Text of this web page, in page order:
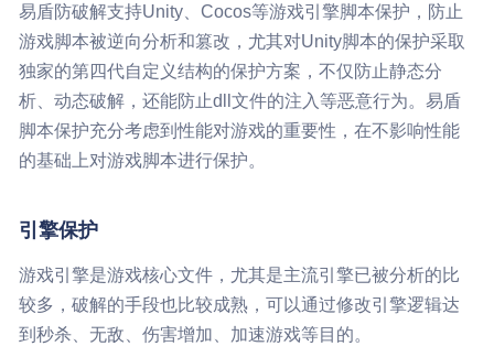
易盾防破解支持Unity、Cocos等游戏引擎脚本保护，防止
游戏脚本被逆向分析和篡改，尤其对Unity脚本的保护采取
独家的第四代自定义结构的保护方案，不仅防止静态分
析、动态破解，还能防止dll文件的注入等恶意行为。易盾
脚本保护充分考虑到性能对游戏的重要性，在不影响性能
的基础上对游戏脚本进行保护。
引擎保护
游戏引擎是游戏核心文件，尤其是主流引擎已被分析的比
较多，破解的手段也比较成熟，可以通过修改引擎逻辑达
到秒杀、无敌、伤害增加、加速游戏等目的。